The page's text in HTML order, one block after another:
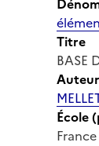
Titre
BASE
Auteur
École
France